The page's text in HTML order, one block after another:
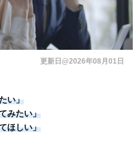
更新日@2026年08月01日
い」
みたい」
ほしい」